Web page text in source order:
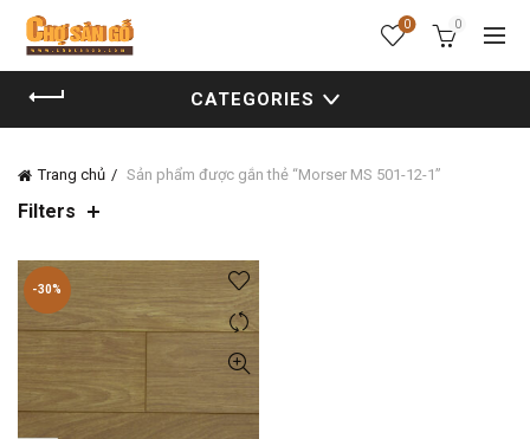
0 0
CATEGORIES
Trang chủ Sản phẩm được gắn thẻ “Morser MS 501-12-1”
Filters
-30%